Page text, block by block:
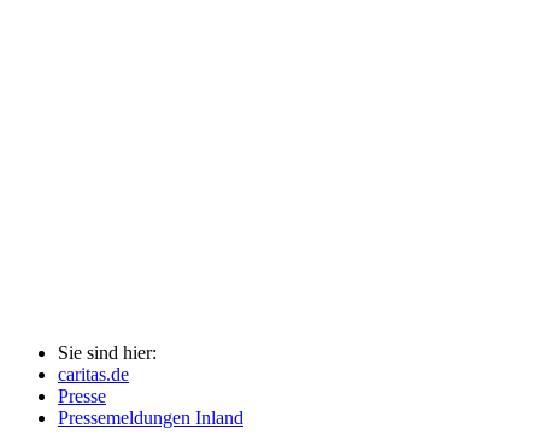
Sie sind hier:
caritas.de
Presse
Pressemeldungen Inland